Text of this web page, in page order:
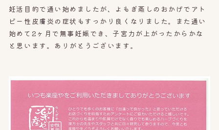
妊活目的で通い始めましたが、よもぎ蒸しのおかげでアト
ピー性皮膚炎の症状もすっかり良くなりました。また通い
始めて2ヶ月で無事妊娠でき、子宮力が上がったからかな
と思います。ありがとうございます。